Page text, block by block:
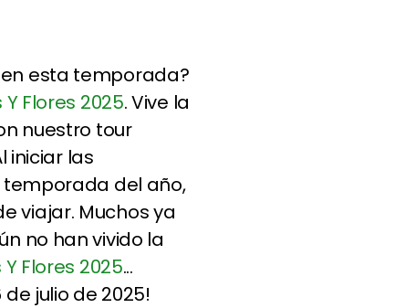
esta temporada?
Flores 2025. Vive la
nuestro tour
iniciar las
temporada del año,
viajar. Muchos ya
no han vivido la
Flores 2025...
julio de 2025!